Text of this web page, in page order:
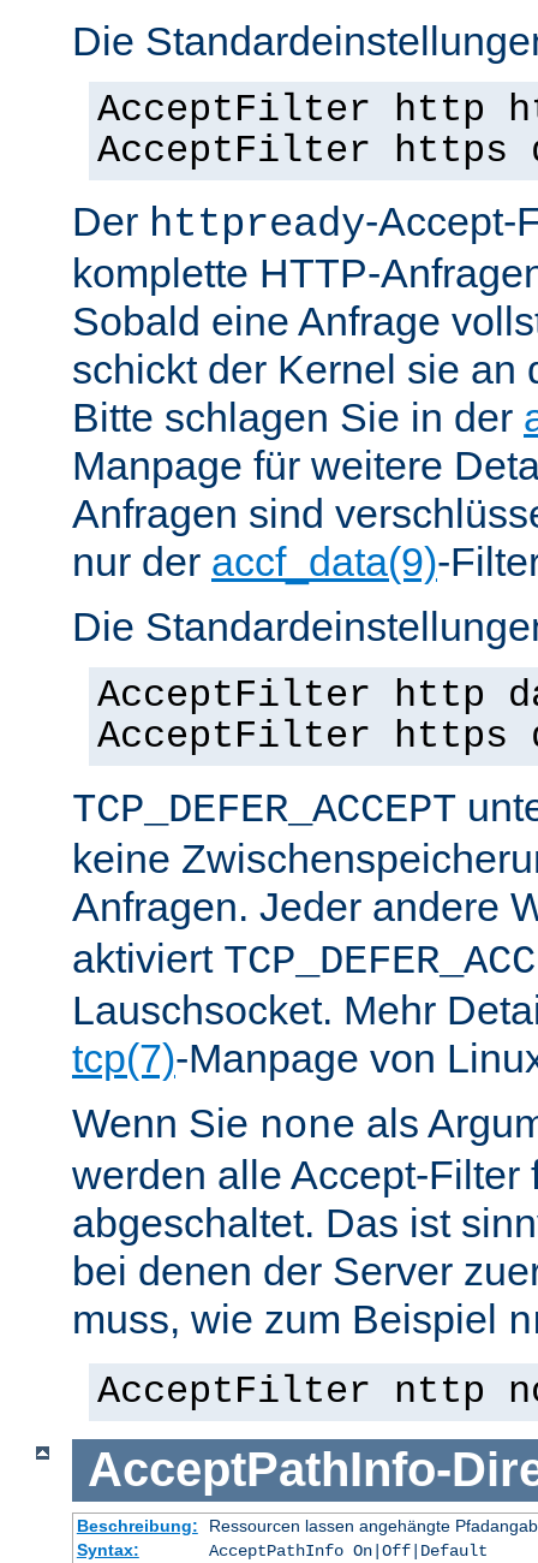
Die
AcceptFilter http
AcceptFilter https
Der httpready-Accept-
komplette HTTP-
Sobald eine Anfrage
schickt der Kernel sie an
Bitte schlagen Sie in der
Manpage für weitere
Anfragen sind
nur der accf_data(9)-
Die
AcceptFilter http
AcceptFilter https
TCP_DEFER_ACCEPT
keine
Anfragen. Jeder andere
aktiviert
Lauschsocket. Mehr
tcp(7)-Manpage von
Wenn Sie none als
werden alle Accept-Filter
abgeschaltet. Das ist
bei denen der Server
muss, wie zum Beispiel
AcceptFilter nttp
AcceptPathInfo-
Beschreibung:
Ressourcen lassen angehängte
Syntax:
AcceptPathInfo On|Off|Default